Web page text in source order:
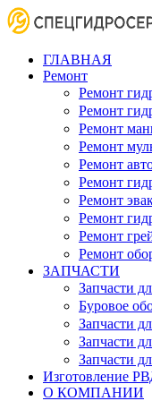
ГЛАВНАЯ
Ремонт
Ремонт
Ремонт
Ремонт
Ремонт
Ремонт
Ремонт
Ремонт
Ремонт
Ремонт
Ремонт
ЗАПЧАСТИ
Запчасти
Буровое
Запчасти
Запчасти
Запчасти
Изготовление
О КОМПАНИИ